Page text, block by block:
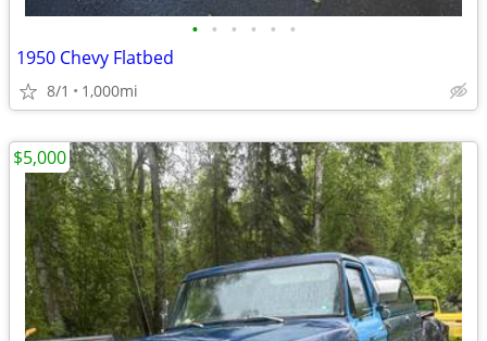
• • • • • •
1950 Chevy Flatbed
8/1 1,000mi
$5,000